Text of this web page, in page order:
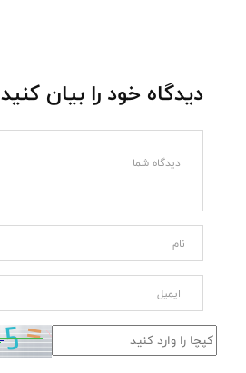
دیدگاه خود را بیان کنید